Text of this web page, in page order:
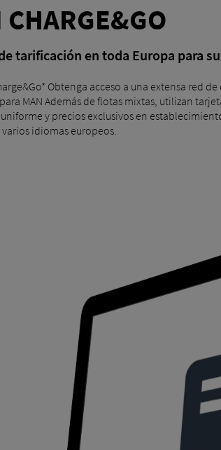
CHARGE&GO
tarificación en toda Europa para
Obtenga acceso a una extensa red
MAN Además de flotas mixtas, utilizan
y precios exclusivos en
idiomas europeos.